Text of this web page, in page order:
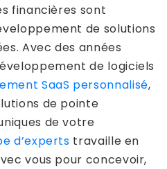
financières sont
de solutions
Avec des années
de logiciels
SaaS personnalisé,
de pointe
de votre
d’experts travaille en
vous pour concevoir,